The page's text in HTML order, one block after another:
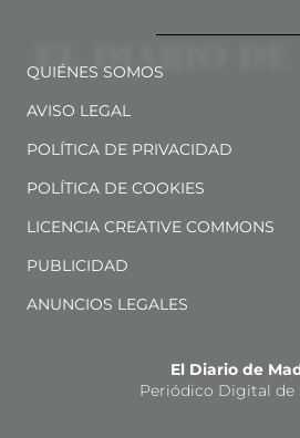
QUIÉNES SOMOS
AVISO LEGAL
POLÍTICA DE PRIVACIDAD
POLÍTICA DE COOKIES
LICENCIA CREATIVE COMMONS
PUBLICIDAD
ANUNCIOS LEGALES
El Diario de
Periódico Digital de